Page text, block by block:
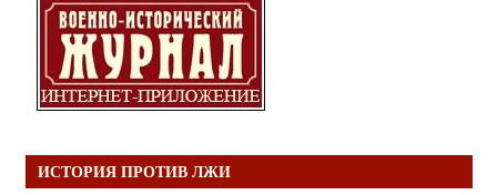
ИСТОРИЯ ПРОТИВ ЛЖИ